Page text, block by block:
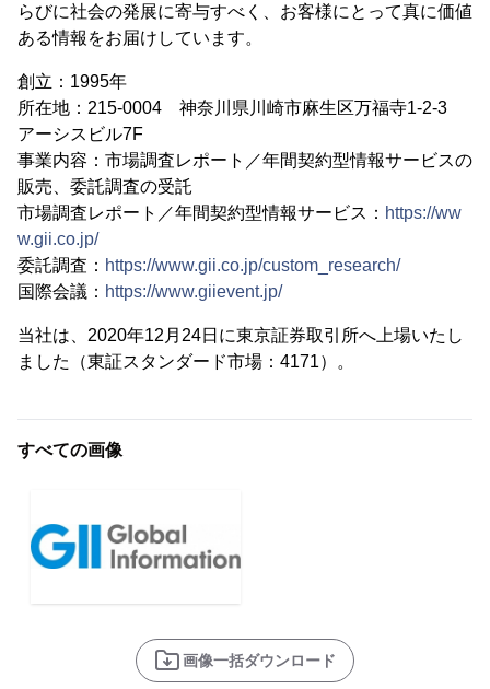
らびに社会の発展に寄与すべく、お客様にとって真に価値
ある情報をお届けしています。
創立：1995年
所在地：215-0004 神奈川県川崎市麻生区万福寺1-2-3
アーシスビル7F
事業内容：市場調査レポート／年間契約型情報サービスの
販売、委託調査の受託
市場調査レポート／年間契約型情報サービス： https://ww
w.gii.co.jp/
委託調査： https://www.gii.co.jp/custom_research/
国際会議： https://www.giievent.jp/
当社は、2020年12月24日に東京証券取引所へ上場いたし
ました（東証スタンダード市場：4171）。
すべての画像
画像一括ダウンロード